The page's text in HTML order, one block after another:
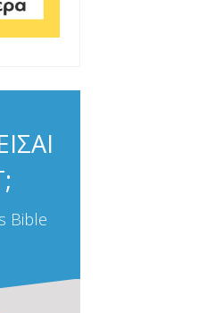
Bible